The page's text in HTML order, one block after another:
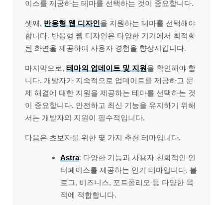
이스를 제공하는 테마를 선택하는 것이 중요합니다.
셋째, 반응형 웹 디자인을 지원하는 테마를 선택해야
합니다. 반응형 웹 디자인은 다양한 기기에서 최적화
된 화면을 제공하여 사용자 경험을 향상시킵니다.
마지막으로, 테마의 업데이트 및 지원을 확인해야 합
니다. 개발자가 지속적으로 업데이트를 제공하고 문
제 해결에 대한 지원을 제공하는 테마를 선택하는 것
이 중요합니다. 안전하고 최신 기능을 유지하기 위해
서는 개발자의 지원이 필수적입니다.
다음은 초보자를 위한 몇 가지 추천 테마입니다.
Astra: 다양한 기능과 사용자 친화적인 인
터페이스를 제공하는 인기 테마입니다. 블
로그, 비즈니스, 포트폴리오 등 다양한 목
적에 적합합니다.